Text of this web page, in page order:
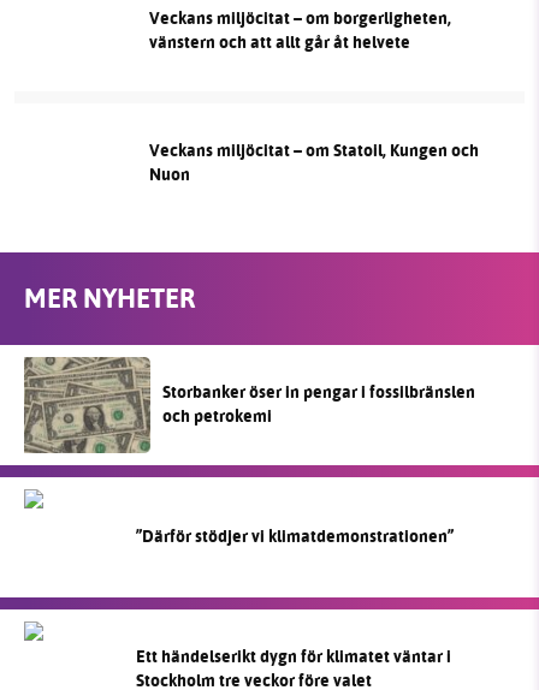
Veckans miljöcitat – om borgerligheten,
vänstern och att allt går åt helvete
Veckans miljöcitat – om Statoil, Kungen och
Nuon
MER NYHETER
Storbanker öser in pengar i fossilbränslen
och petrokemi
”Därför stödjer vi klimatdemonstrationen”
Ett händelserikt dygn för klimatet väntar i
Stockholm tre veckor före valet